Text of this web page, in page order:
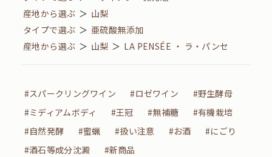
産地から選ぶ ＞ 山梨
タイプで選ぶ ＞ 亜硫酸無添加
産地から選ぶ ＞ 山梨 ＞ LA PENSÉE ・ ラ・パンセ
#スパークリングワイン #ロゼワイン
#野生酵母
#ミディアムボディ
#王冠 #無補糖
#有機栽培
#自然発酵
#蜜蝋 #扱い注意 #お酒
#にごり
#酒石等成分沈澱
#新商品